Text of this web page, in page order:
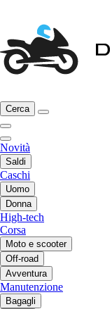
Cerca
Novità
Saldi
Caschi
Uomo
Donna
High-tech
Corsa
Moto e scooter
Off-road
Avventura
Manutenzione
Bagagli